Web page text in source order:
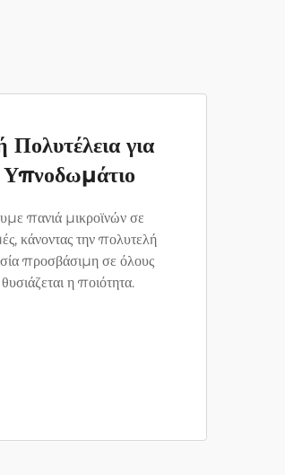
Πολυτέλεια για
πανιά μικροϊνών σε
κάνοντας την πολυτελή
προσβάσιμη σε όλους
η ποιότητα.